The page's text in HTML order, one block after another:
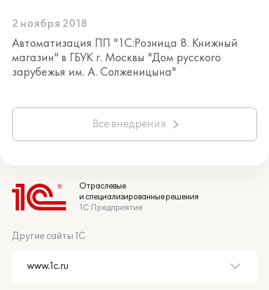
2 ноября 2018
Автоматизация ПП "1С:Розница 8. Книжный
магазин" в ГБУК г. Москвы "Дом русского
зарубежья им. А. Солженицына"
Все внедрения
Отраслевые
и специализированные решения
1С:Предприятие
Другие сайты 1С